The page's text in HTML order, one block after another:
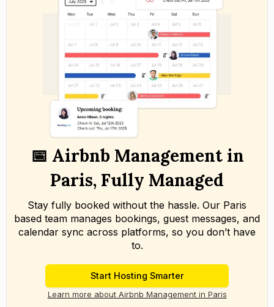
📅 Airbnb Management in
Paris, Fully Managed
Stay fully booked without the hassle. Our Paris
based team manages bookings, guest messages, and
calendar sync across platforms, so you don’t have
to.
Start Hosting Smarter
Learn more about Airbnb Management in Paris